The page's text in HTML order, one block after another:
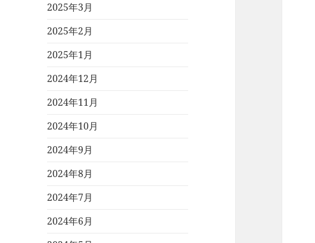
2025年3月
2025年2月
2025年1月
2024年12月
2024年11月
2024年10月
2024年9月
2024年8月
2024年7月
2024年6月